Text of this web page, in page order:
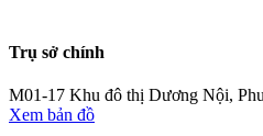
Trụ sở chính
M01-17 Khu đô thị Dương Nội,
Xem bản đồ